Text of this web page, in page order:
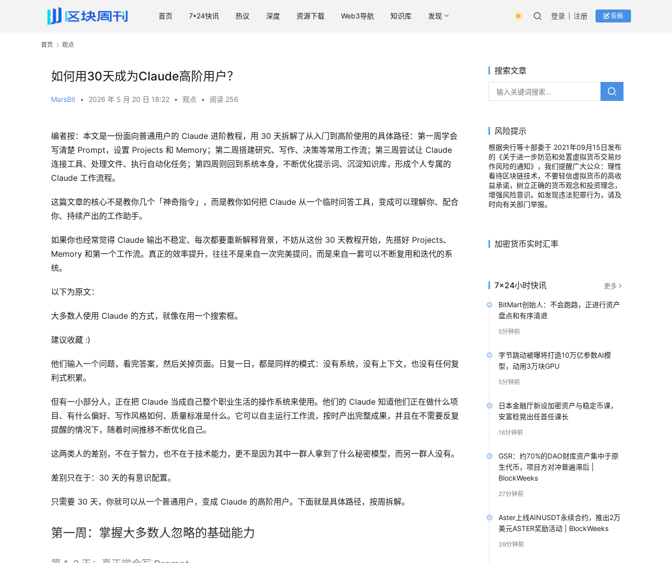
首页 7*24快讯 热议 深度 资源下载 Web3导航 知识库 发现 登录 注册 投稿
首页 观点
如何用30天成为Claude高阶用户？
MarsBit • 2026 年 5 月 20 日 18:22 • 观点 • 阅读 256
编者按：本文是一份面向普通用户的 Claude 进阶教程，用 30 天拆解了从入门到高阶使用的具体路径：第一周学会
写清楚 Prompt，设置 Projects 和 Memory；第二周搭建研究、写作、决策等常用工作流；第三周尝试让 Claude
连接工具、处理文件、执行自动化任务；第四周则回到系统本身，不断优化提示词、沉淀知识库，形成个人专属的
Claude 工作流程。
这篇文章的核心不是教你几个「神奇指令」，而是教你如何把 Claude 从一个临时问答工具，变成可以理解你、配合
你、持续产出的工作助手。
如果你也经常觉得 Claude 输出不稳定、每次都要重新解释背景，不妨从这份 30 天教程开始，先搭好 Projects、
Memory 和第一个工作流。真正的效率提升，往往不是来自一次完美提问，而是来自一套可以不断复用和迭代的系
统。
以下为原文：
大多数人使用 Claude 的方式，就像在用一个搜索框。
建议收藏 :)
他们输入一个问题，看完答案，然后关掉页面。日复一日，都是同样的模式：没有系统，没有上下文，也没有任何复
利式积累。
但有一小部分人，正在把 Claude 当成自己整个职业生活的操作系统来使用。他们的 Claude 知道他们正在做什么项
目、有什么偏好、写作风格如何、质量标准是什么。它可以自主运行工作流，按时产出完整成果，并且在不需要反复
提醒的情况下，随着时间推移不断优化自己。
这两类人的差别，不在于智力，也不在于技术能力，更不是因为其中一群人拿到了什么秘密模型，而另一群人没有。
差别只在于：30 天的有意识配置。
只需要 30 天，你就可以从一个普通用户，变成 Claude 的高阶用户。下面就是具体路径，按周拆解。
第一周：掌握大多数人忽略的基础能力
搜索文章
风险提示
根据央行等十部委于 2021年09月15日发布
的《关于进一步防范和处置虚拟货币交易炒
作风险的通知》，我们提醒广大公众：理性
看待区块链技术，不要轻信虚拟货币的高收
益承诺，树立正确的货币观念和投资理念，
增强风险意识。如发现违法犯罪行为，请及
时向有关部门举报。
加密货币实时汇率
7×24小时快讯 更多
BitMart创始人：不会跑路，正进行资产
盘点和有序清退
5分钟前
字节跳动被曝将打造10万亿参数AI模
型，动用3万块GPU
5分钟前
日本金融厅新设加密资产与稳定币课，
安富稔晃出任首任课长
16分钟前
GSR：约70%的DAO财库资产集中于原
生代币，项目方对冲普遍滞后 |
BlockWeeks
27分钟前
Aster上线AINUSDT永续合约，推出2万
美元ASTER奖励活动 | BlockWeeks
39分钟前